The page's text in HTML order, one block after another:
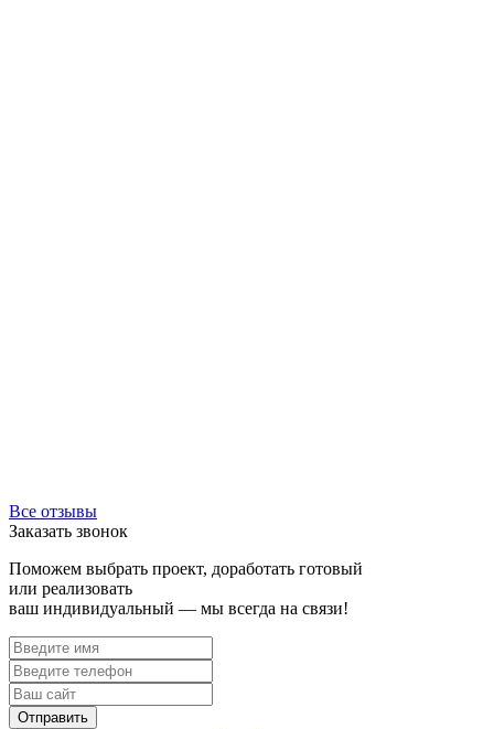
Все отзывы
Заказать звонок
Поможем выбрать проект, доработать готовый
или реализовать
ваш индивидуальный — мы всегда на связи!